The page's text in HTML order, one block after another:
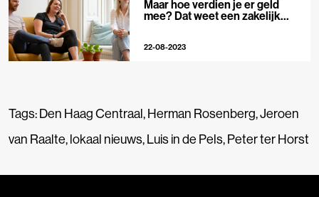
Maar hoe verdien je er geld
mee? Dat weet een zakelijk
22-08-2023
Tags:Den Haag Centraal,Herman Rosenberg,Jeroen
van Raalte,lokaal nieuws,Luis in de Pels,Peter ter Horst